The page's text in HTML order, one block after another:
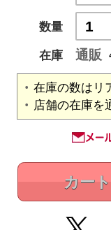
数量
在庫
通販
在庫の数はリ
店舗の在庫を
カー